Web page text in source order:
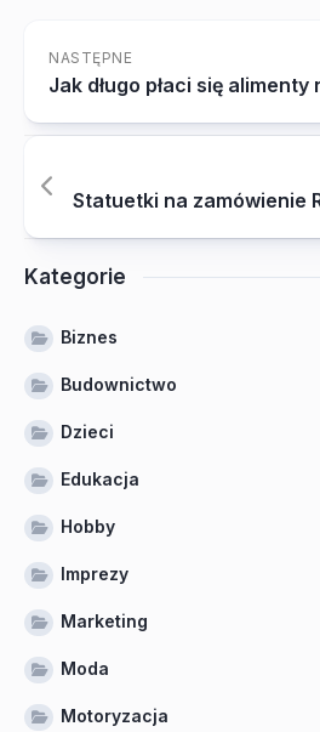
NASTĘPNE
Jak długo płaci się alimenty
Statuetki na zamówienie
Kategorie
Biznes
Budownictwo
Dzieci
Edukacja
Hobby
Imprezy
Marketing
Moda
Motoryzacja